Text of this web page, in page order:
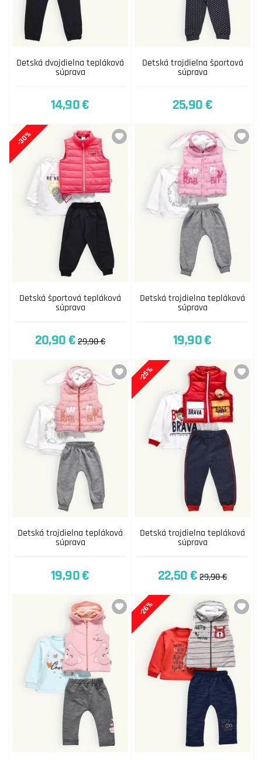
Detská dvojdielna tepláková
súprava
14,90 €
Detská trojdielna športová
súprava
25,90 €
Detská športová tepláková
súprava
-30%
20,90 € 29,90 €
Detská trojdielna tepláková
súprava
19,90 €
Detská trojdielna tepláková
súprava
19,90 €
Detská trojdielna tepláková
súprava
-25%
22,50 € 29,90 €
-26%